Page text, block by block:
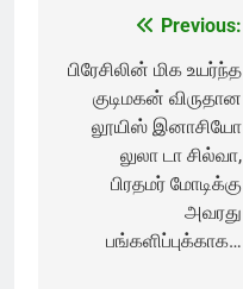
navigation
Previous:
பிரேசிலின் மிக உயர்ந்த
குடிமகன் விருதான
லூயிஸ் இனாசியோ
லுலா டா சில்வா,
பிரதமர் மோடிக்கு
அவரது
பங்களிப்புக்காக…